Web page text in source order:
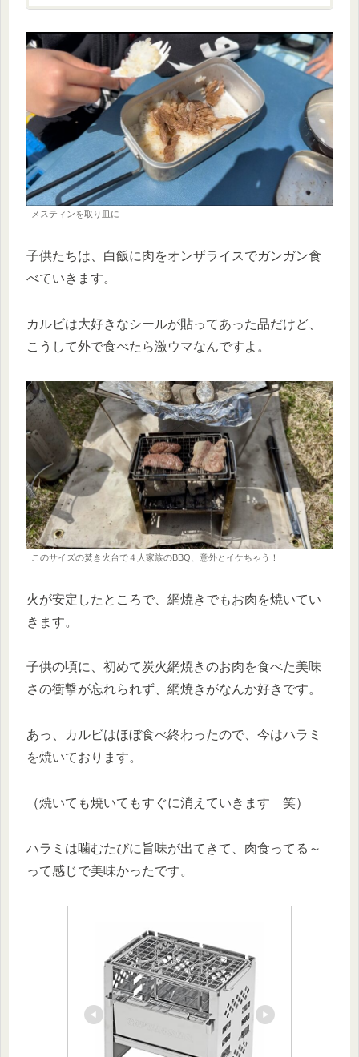
メスティンを取り皿に
子供たちは、白飯に肉をオンザライスでガンガン食
べていきます。
カルビは大好きなシールが貼ってあった品だけど、
こうして外で食べたら激ウマなんですよ。
このサイズの焚き火台で４人家族のBBQ、意外とイケちゃう！
火が安定したところで、網焼きでもお肉を焼いてい
きます。
子供の頃に、初めて炭火網焼きのお肉を食べた美味
さの衝撃が忘れられず、網焼きがなんか好きです。
あっ、カルビはほぼ食べ終わったので、今はハラミ
を焼いております。
（焼いても焼いてもすぐに消えていきます 笑）
ハラミは噛むたびに旨味が出てきて、肉食ってる～
って感じで美味かったです。